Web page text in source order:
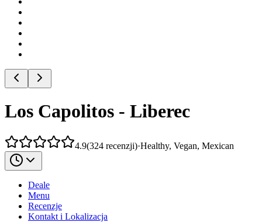
Los Capolitos - Liberec
4.9(324 recenzji)·Healthy, Vegan, Mexican
Deale
Menu
Recenzje
Kontakt i Lokalizacja